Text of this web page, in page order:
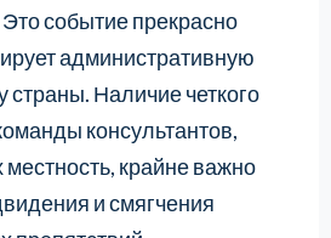
Это событие прекрасно
административную
страны. Наличие четкого
консультантов,
крайне важно
и смягчения